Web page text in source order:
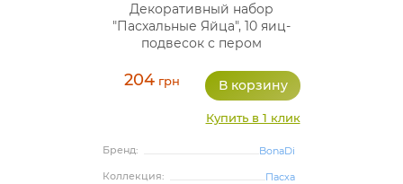
Декоративный набор
"Пасхальные Яйца", 10 яиц-
подвесок с пером
204 грн
Купить в 1 клик
Бренд:
BonaDi
Коллекция:
Пасха